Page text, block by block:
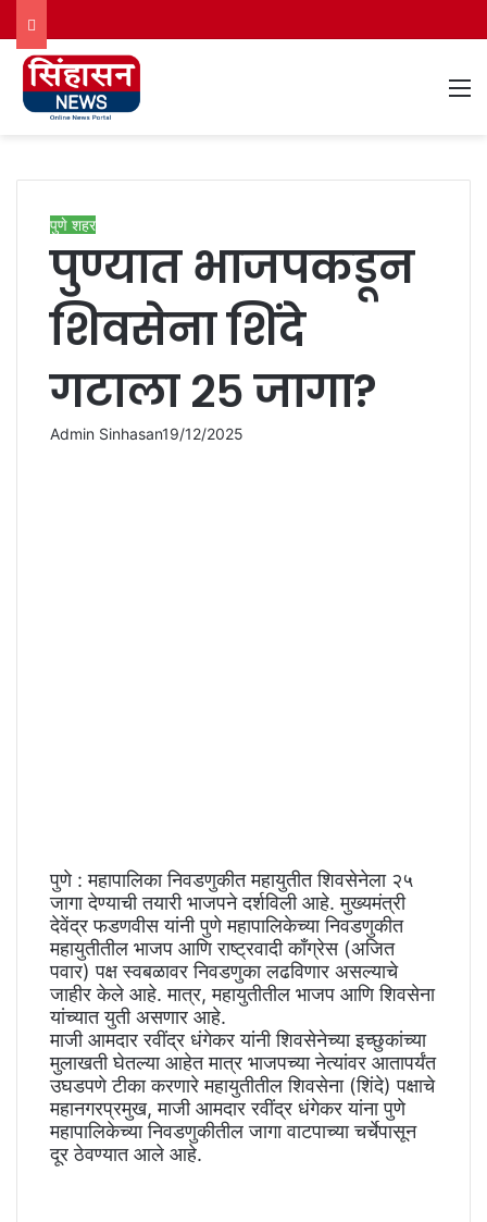
पुणे शहर
पुण्यात भाजपकडून
शिवसेना शिंदे
गटाला २५ जागा?
Admin Sinhasan19/12/2025
पुणे : महापालिका निवडणुकीत महायुतीत शिवसेनेला २५
जागा देण्याची तयारी भाजपने दर्शविली आहे. मुख्यमंत्री
देवेंद्र फडणवीस यांनी पुणे महापालिकेच्या निवडणुकीत
महायुतीतील भाजप आणि राष्ट्रवादी काँग्रेस (अजित
पवार) पक्ष स्वबळावर निवडणुका लढविणार असल्याचे
जाहीर केले आहे. मात्र, महायुतीतील भाजप आणि शिवसेना
यांच्यात युती असणार आहे.
माजी आमदार रवींद्र धंगेकर यांनी शिवसेनेच्या इच्छुकांच्या
मुलाखती घेतल्या आहेत मात्र भाजपच्या नेत्यांवर आतापर्यंत
उघडपणे टीका करणारे महायुतीतील शिवसेना (शिंदे) पक्षाचे
महानगरप्रमुख, माजी आमदार रवींद्र धंगेकर यांना पुणे
महापालिकेच्या निवडणुकीतील जागा वाटपाच्या चर्चेपासून
दूर ठेवण्यात आले आहे.